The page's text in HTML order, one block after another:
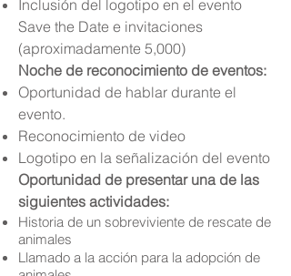
Inclusión del logotipo en el evento
Save the Date e invitaciones
(aproximadamente 5,000)
Noche de reconocimiento de eventos:
Oportunidad de hablar durante el
evento.
Reconocimiento de video
Logotipo en la señalización del evento
Oportunidad de presentar una de las
siguientes actividades:
Historia de un sobreviviente de rescate de
animales
Llamado a la acción para la adopción de